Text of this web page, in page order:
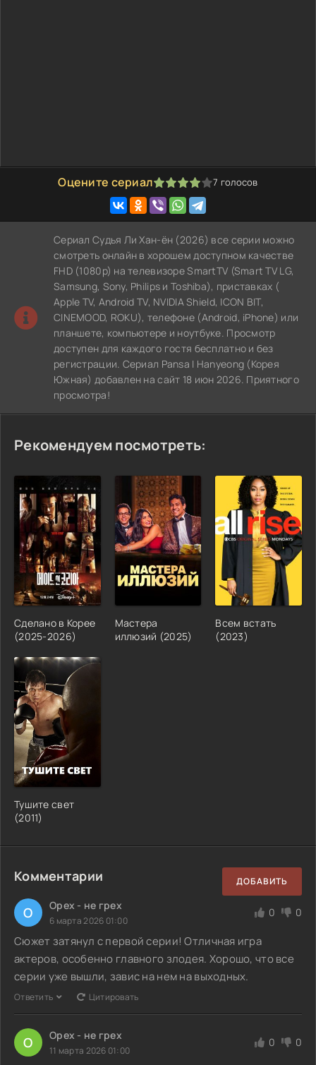
Оцените сериал
1 2 3 4 5 7 голосов
Сериал Судья Ли Хан-ён (2026) все серии можно
смотреть онлайн в хорошем доступном качестве
FHD (1080p) на телевизоре SmartTV (Smart TV LG,
Samsung, Sony, Philips и Toshiba), приставках (
Apple TV, Android TV, NVIDIA Shield, ICON BIT,
CINEMOOD, ROKU), телефоне (Android, iPhone) или
планшете, компьютере и ноутбуке. Просмотр
доступен для каждого гостя бесплатно и без
регистрации. Сериал Pansa I Hanyeong (Корея
Южная) добавлен на сайт 18 июн 2026. Приятного
просмотра!
Рекомендуем посмотреть:
Сделано в Корее
(2025-2026)
Мастера
иллюзий (2025)
Всем встать
(2023)
Тушите свет
(2011)
Комментарии ДОБАВИТЬ
О Орех - не грех
6 марта 2026 01:00
0 0
Сюжет затянул с первой серии! Отличная игра
актеров, особенно главного злодея. Хорошо, что все
серии уже вышли, завис на нем на выходных.
Ответить Цитировать
О Орех - не грех
11 марта 2026 01:00
0 0